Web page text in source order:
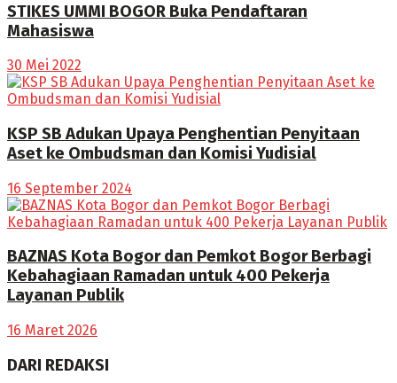
STIKES UMMI BOGOR Buka Pendaftaran
Mahasiswa
30 Mei 2022
KSP SB Adukan Upaya Penghentian Penyitaan
Aset ke Ombudsman dan Komisi Yudisial
16 September 2024
BAZNAS Kota Bogor dan Pemkot Bogor Berbagi
Kebahagiaan Ramadan untuk 400 Pekerja
Layanan Publik
16 Maret 2026
DARI REDAKSI